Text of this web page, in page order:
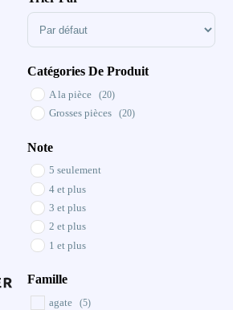
Sort Products
Catégories De Produit
A la pièce (20)
Grosses pièces (20)
Note
5 seulement
4 et plus
3 et plus
2 et plus
1 et plus
Famille
agate (5)